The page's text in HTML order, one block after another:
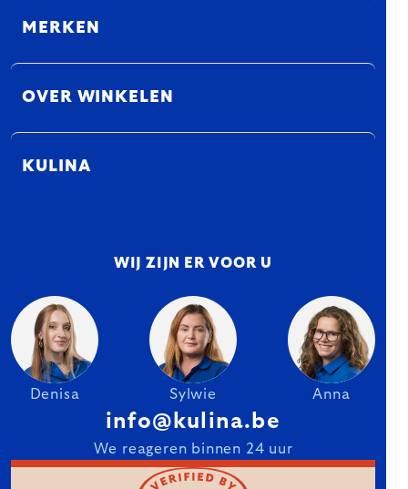
MERKEN
OVER WINKELEN
KULINA
WIJ ZIJN ER VOOR U
Denisa Sylwie Anna
info@kulina.be
We reageren binnen 24 uur